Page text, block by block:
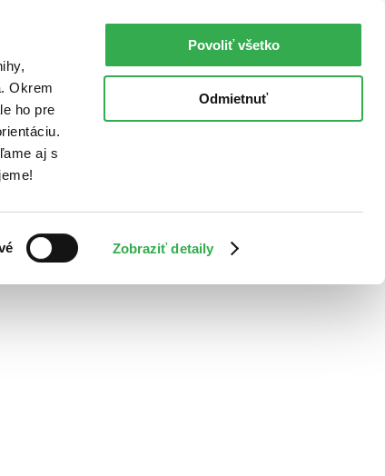
Okrem
ho pre
aj s
Zobraziť detaily
Povoliť všetko
Odmietnuť